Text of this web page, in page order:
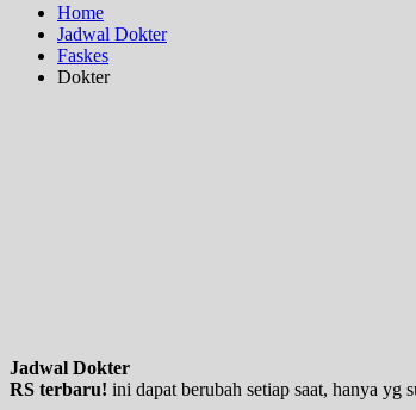
Home
Jadwal Dokter
Faskes
Dokter
Jadwal Dokter
RS terbaru! ini dapat berubah setiap saat, hanya